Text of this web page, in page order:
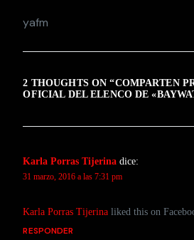
yafm
2 THOUGHTS ON “COMPARTEN
OFICIAL DEL ELENCO DE
Karla Porras Tijerina dice:
31 marzo, 2016 a las 7:31 pm
Karla Porras Tijerina liked this on
RESPONDER